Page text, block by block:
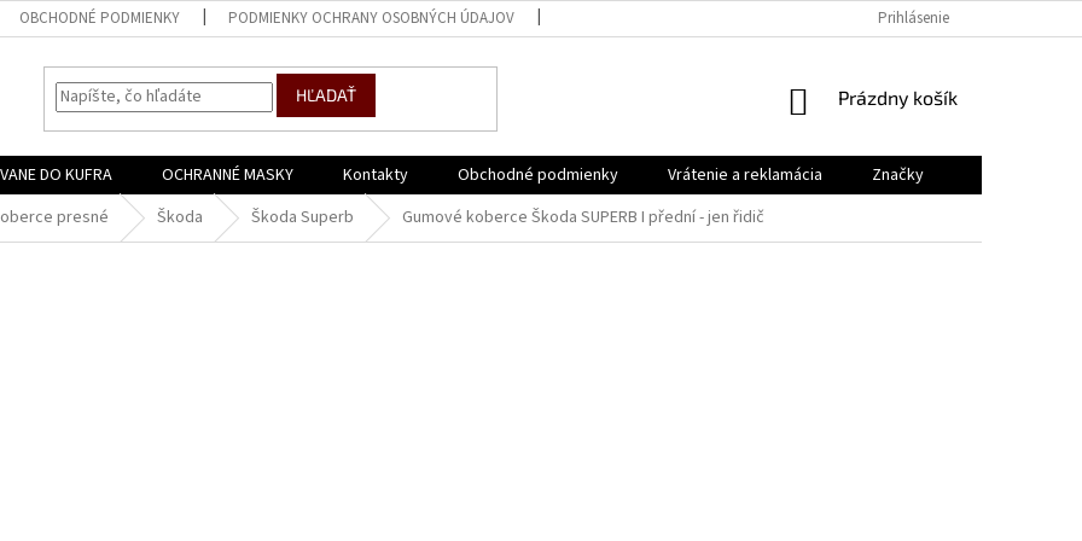
OBCHODNÉ PODMIENKY PODMIENKY OCHRANY OSOBNÝCH ÚDAJOV Prihlásenie
HĽADAŤ
NÁKUPNÝ
Prázdny košík
VANE DO KUFRA OCHRANNÉ MASKY Kontakty Obchodné podmienky Vrátenie a reklamácia
Značky
presné Škoda Škoda Superb Gumové koberce Škoda SUPERB I přední - jen řidič